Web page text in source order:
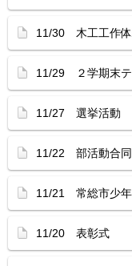
11/30 木工工作体
11/29 ２学期末テ
11/27 選挙活動
11/22 部活動合
11/21 常総市少
11/20 表彰式